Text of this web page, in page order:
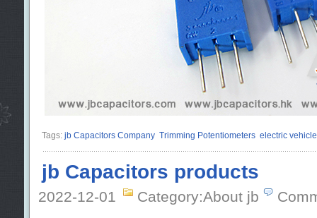
Tags: jb Capacitors Company Trimming Potentiometers electric
jb Capacitors products
2022-12-01 Category:About jb